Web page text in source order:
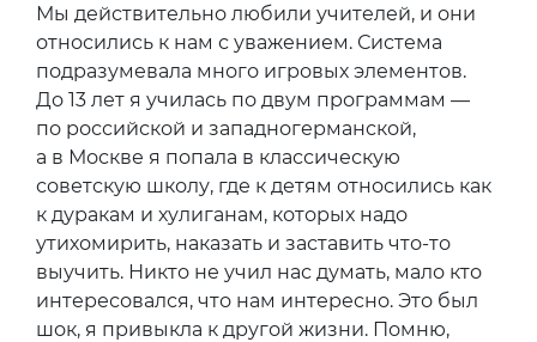
Мы действительно любили учителей, и они
относились к нам с уважением. Система
подразумевала много игровых элементов.
До 13 лет я училась по двум программам —
по российской и западногерманской,
а в Москве я попала в классическую
советскую школу, где к детям относились как
к дуракам и хулиганам, которых надо
утихомирить, наказать и заставить что-то
выучить. Никто не учил нас думать, мало кто
интересовался, что нам интересно. Это был
шок, я привыкла к другой жизни. Помню,